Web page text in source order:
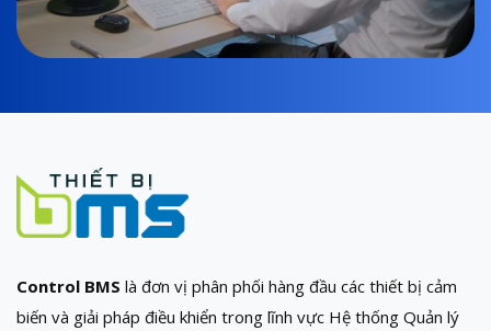
Control BMS là đơn vị phân phối hàng đầu các thiết bị cảm
biến và giải pháp điều khiển trong lĩnh vực Hệ thống Quản lý